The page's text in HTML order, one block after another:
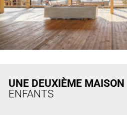
UNE DEUXIÈME MAISON
ENFANTS